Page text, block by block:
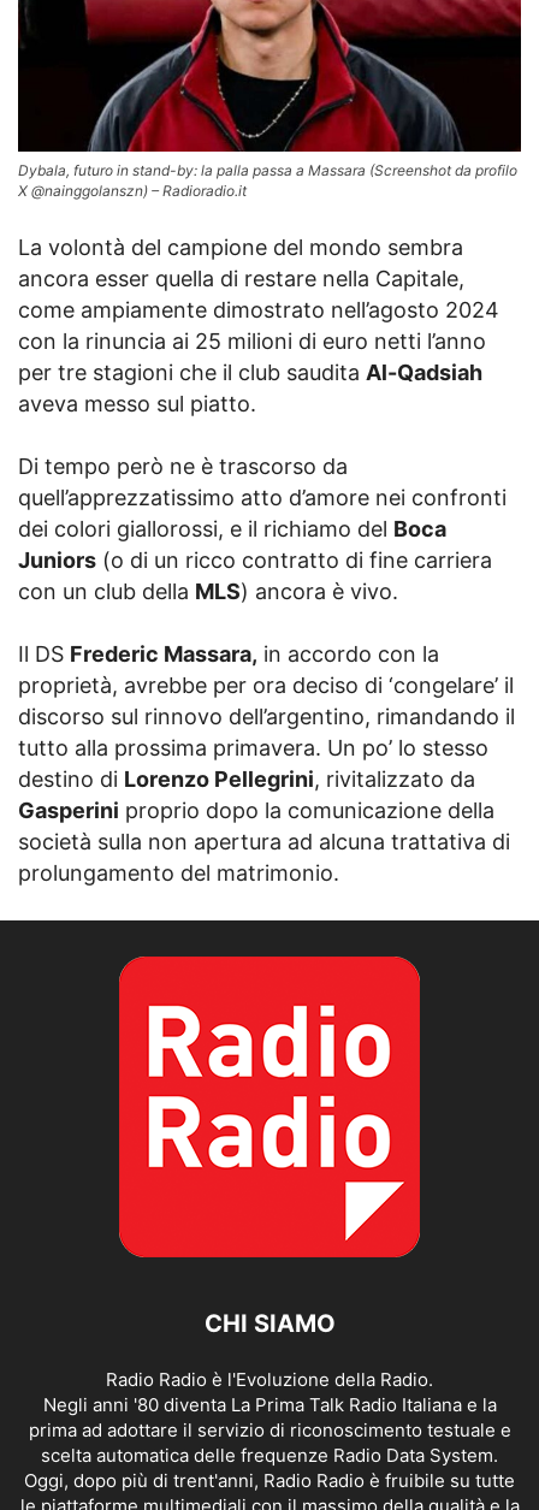
Dybala, futuro in stand-by: la palla passa a Massara (Screenshot da profilo
X @nainggolanszn) – Radioradio.it
La volontà del campione del mondo sembra
ancora esser quella di restare nella Capitale,
come ampiamente dimostrato nell’agosto 2024
con la rinuncia ai 25 milioni di euro netti l’anno
per tre stagioni che il club saudita Al-Qadsiah
aveva messo sul piatto.
Di tempo però ne è trascorso da
quell’apprezzatissimo atto d’amore nei confronti
dei colori giallorossi, e il richiamo del Boca
Juniors (o di un ricco contratto di fine carriera
con un club della MLS) ancora è vivo.
Il DS Frederic Massara, in accordo con la
proprietà, avrebbe per ora deciso di ‘congelare’ il
discorso sul rinnovo dell’argentino, rimandando il
tutto alla prossima primavera. Un po’ lo stesso
destino di Lorenzo Pellegrini, rivitalizzato da
Gasperini proprio dopo la comunicazione della
società sulla non apertura ad alcuna trattativa di
prolungamento del matrimonio.
CHI SIAMO
Radio Radio è l'Evoluzione della Radio.
Negli anni '80 diventa La Prima Talk Radio Italiana e la
prima ad adottare il servizio di riconoscimento testuale e
scelta automatica delle frequenze Radio Data System.
Oggi, dopo più di trent'anni, Radio Radio è fruibile su tutte